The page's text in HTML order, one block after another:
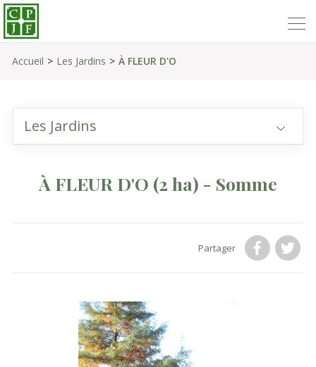
Accueil Les Jardins À FLEUR D'O
Les Jardins
À FLEUR D'O (2 ha) - Somme
Partager